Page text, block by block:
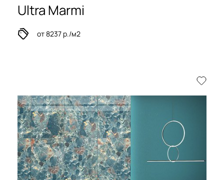
Ultra Marmi
от 8237 р./м2